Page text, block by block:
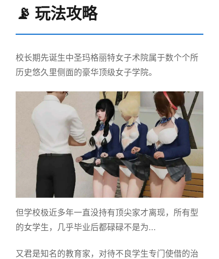
📡 玩法攻略
校长期先诞生中圣玛格丽特女子术院属于数个个所
历史悠久里侧面的豪华顶级女子学院。
但学校极近多年一直没持有顶尖家才离现，所有型
的女学生，几乎毕业后都碌碌不是为...
又君是知名的教育家，对待不良学生专门使借的治